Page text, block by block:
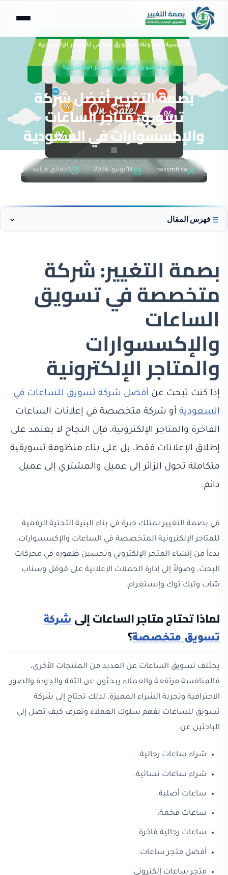
الرئيسية› المدونة›التسويق الرقمي للمتاجر الإلكترونية
التسويق الرقمي للمتاجر الإلكترونية
بصمة التغيير أفضل شركة
تسويق متاجر الساعات
والإكسسوارات في السعودية
bassmh sa 14 يونيو، 2026 1 دقائق قراءة
فهرس المقال
بصمة التغيير: شركة
متخصصة في تسويق
الساعات
والإكسسوارات
والمتاجر الإلكترونية
إذا كنت تبحث عن أفضل شركة تسويق للساعات في
السعودية أو شركة متخصصة في إعلانات الساعات
الفاخرة والمتاجر الإلكترونية، فإن النجاح لا يعتمد على
إطلاق الإعلانات فقط، بل على بناء منظومة تسويقية
متكاملة تحول الزائر إلى عميل والمشتري إلى عميل
دائم.
في بصمة التغيير نمتلك خبرة في بناء البنية التحتية الرقمية
للمتاجر الإلكترونية المتخصصة في الساعات والإكسسوارات،
بدءاً من إنشاء المتجر الإلكتروني وتحسين ظهوره في محركات
البحث، وصولاً إلى إدارة الحملات الإعلانية على قوقل وسناب
شات وتيك توك وإنستغرام.
لماذا تحتاج متاجر الساعات إلىشركة
تسويق متخصصة؟
يختلف تسويق الساعات عن العديد من المنتجات الأخرى،
فالمنافسة مرتفعة والعملاء يبحثون عن الثقة والجودة والصور
الاحترافية وتجربة الشراء المميزة. لذلك تحتاج إلى شركة
تسويق للساعات تفهم سلوك العملاء وتعرف كيف تصل إلى
الباحثين عن:
شراء ساعات رجالية.
شراء ساعات نسائية.
ساعات أصلية.
ساعات فخمة.
ساعات رجالية فاخرة.
أفضل متجر ساعات.
متجر ساعات إلكتروني.